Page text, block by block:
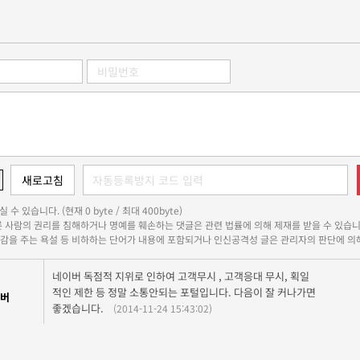
수 있습니다. (현재 0 byte / 최대 400byte)
사람의 권리를 침해하거나 명예를 훼손하는 댓글은 관련 법률에 의해 제재를 받을 수 있습
을 주는 욕설 등 비하하는 단어가 내용에 포함되거나 인신공격성 글은 관리자의 판단에 의
네이버 독점적 지위로 인하여 고객무시 , 고객응대 무시, 획일
적인 제한 등 정말 소통안되는 포털입니다. 다음이 잘 커나가면
좋겠습니다.
(2014-11-24 15:43:02)